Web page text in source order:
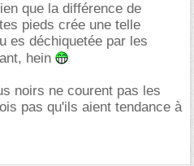
que la différence de
pieds crée une telle
es déchiquetée par les
hein
noirs ne courent pas les
pas qu'ils aient tendance à